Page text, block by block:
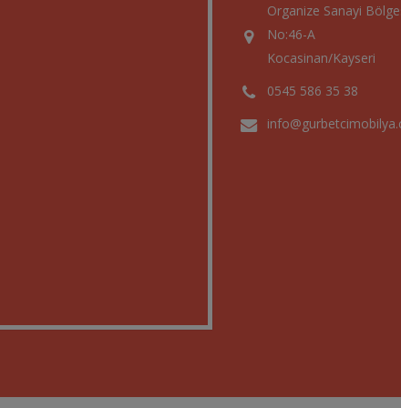
Organize Sanayi
No:46-A
Kocasinan/Kayseri
0545 586 35 38